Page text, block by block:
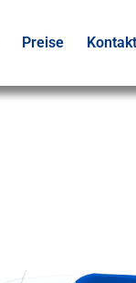
Preise Kontakt